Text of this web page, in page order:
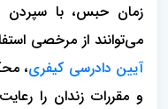
زمان حبس، با سپردن
می‌توانند از مرخصی
آیین دادرسی کیفری،
و مقررات زندان را